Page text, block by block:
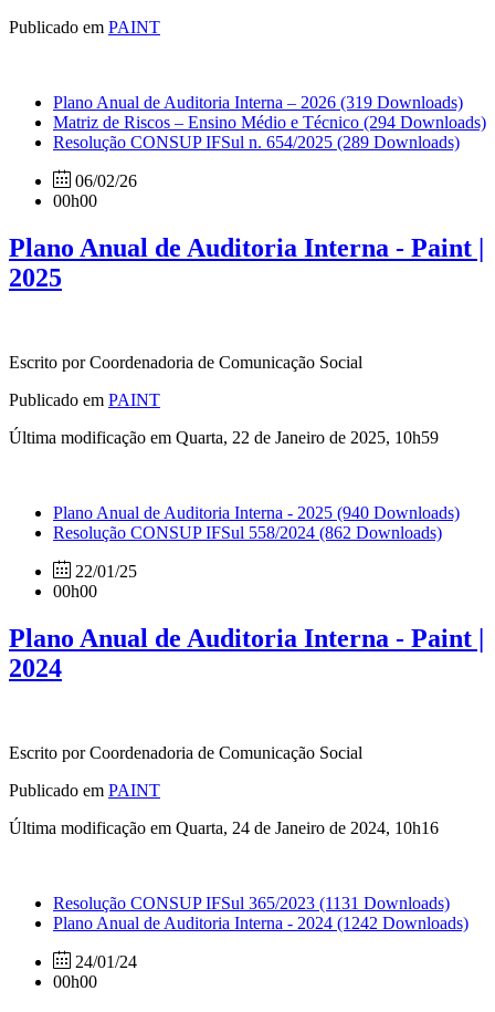
Publicado em PAINT
Plano Anual de Auditoria Interna – 2026 (319 Downloads)
Matriz de Riscos – Ensino Médio e Técnico (294 Downloads)
Resolução CONSUP IFSul n. 654/2025 (289 Downloads)
06/02/26
00h00
Plano Anual de Auditoria Interna - Paint |
2025
Escrito por Coordenadoria de Comunicação Social
Publicado em PAINT
Última modificação em Quarta, 22 de Janeiro de 2025, 10h59
Plano Anual de Auditoria Interna - 2025 (940 Downloads)
Resolução CONSUP IFSul 558/2024 (862 Downloads)
22/01/25
00h00
Plano Anual de Auditoria Interna - Paint |
2024
Escrito por Coordenadoria de Comunicação Social
Publicado em PAINT
Última modificação em Quarta, 24 de Janeiro de 2024, 10h16
Resolução CONSUP IFSul 365/2023 (1131 Downloads)
Plano Anual de Auditoria Interna - 2024 (1242 Downloads)
24/01/24
00h00